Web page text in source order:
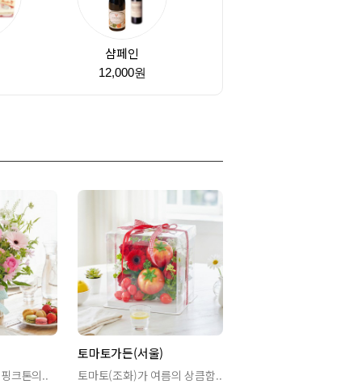
샴페인
12,000원
크톤의..
토마토가든(서울)
토마토(조화)가 여름의 상큼함..